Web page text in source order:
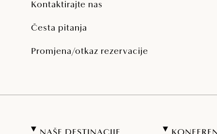
Kontaktirajte nas
Česta pitanja
Promjena/otkaz rezervacije